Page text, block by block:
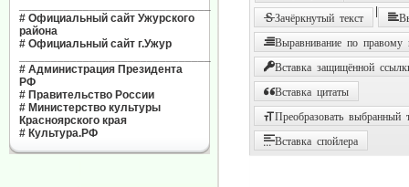
# Официальный сайт Ужурского
района
# Официальный сайт г.Ужур
# Администрация Президента
РФ
# Правительство России
# Министерство культуры
Красноярского края
# Культура.РФ
Зачёркнутый текст
Выравнивание по правому
Вставка защищённой
Вставка цитаты
Преобразовать выбранный
Вставка спойлера